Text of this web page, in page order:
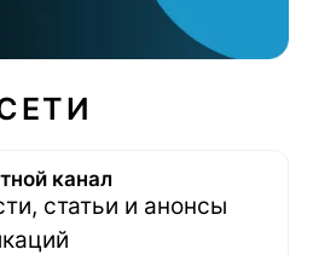
канал
статьи и анонсы